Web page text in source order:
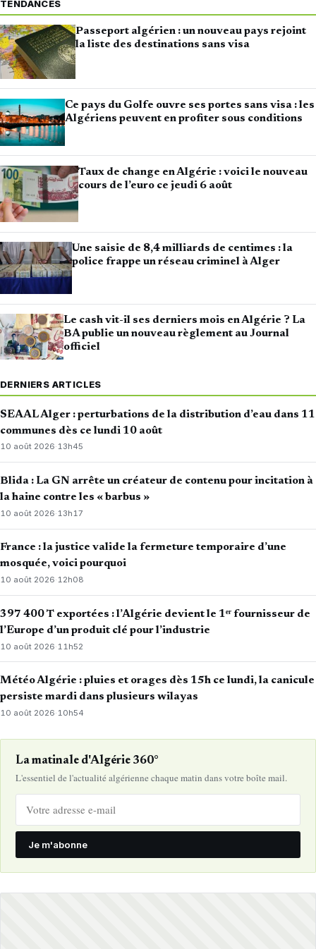
TENDANCES
Passeport algérien : un nouveau pays rejoint
la liste des destinations sans visa
Ce pays du Golfe ouvre ses portes sans visa : les
Algériens peuvent en profiter sous conditions
Taux de change en Algérie : voici le nouveau
cours de l’euro ce jeudi 6 août
Une saisie de 8,4 milliards de centimes : la
police frappe un réseau criminel à Alger
Le cash vit-il ses derniers mois en Algérie ? La
BA publie un nouveau règlement au Journal
officiel
DERNIERS ARTICLES
SEAAL Alger : perturbations de la distribution d’eau dans 11
communes dès ce lundi 10 août
10 août 2026·13h45
Blida : La GN arrête un créateur de contenu pour incitation à
la haine contre les « barbus »
10 août 2026· 13h17
France : la justice valide la fermeture temporaire d’une
mosquée, voici pourquoi
10 août 2026·12h08
397 400 T exportées : l’Algérie devient le 1ᵉʳ fournisseur de
l’Europe d’un produit clé pour l’industrie
10 août 2026· 11h52
Météo Algérie : pluies et orages dès 15h ce lundi, la canicule
persiste mardi dans plusieurs wilayas
10 août 2026·10h54
La matinale d'Algérie 360°
L'essentiel de l'actualité algérienne chaque matin dans votre boîte mail.
Je m'abonne